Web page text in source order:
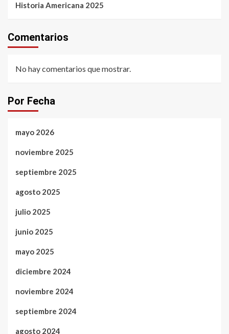
Historia Americana 2025
Comentarios
No hay comentarios que mostrar.
Por Fecha
mayo 2026
noviembre 2025
septiembre 2025
agosto 2025
julio 2025
junio 2025
mayo 2025
diciembre 2024
noviembre 2024
septiembre 2024
agosto 2024